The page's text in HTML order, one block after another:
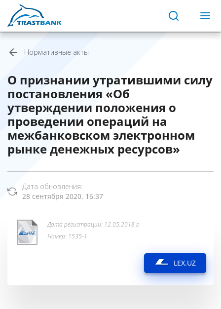
Нормативные акты
О признании утратившими силу
постановления «Об
утверждении положения о
проведении операций на
межбанковском электронном
рынке денежных ресурсов»
Дата обновления:
28 сентября 2020, 16:37
Дата регистрации: 12.05.2018 г.
Номер: 1535-1
LEX.UZ